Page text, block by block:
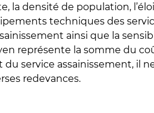
la densité de population,
techniques des
ainsi que la
représente la somme du
du service assainissement, il
redevances.